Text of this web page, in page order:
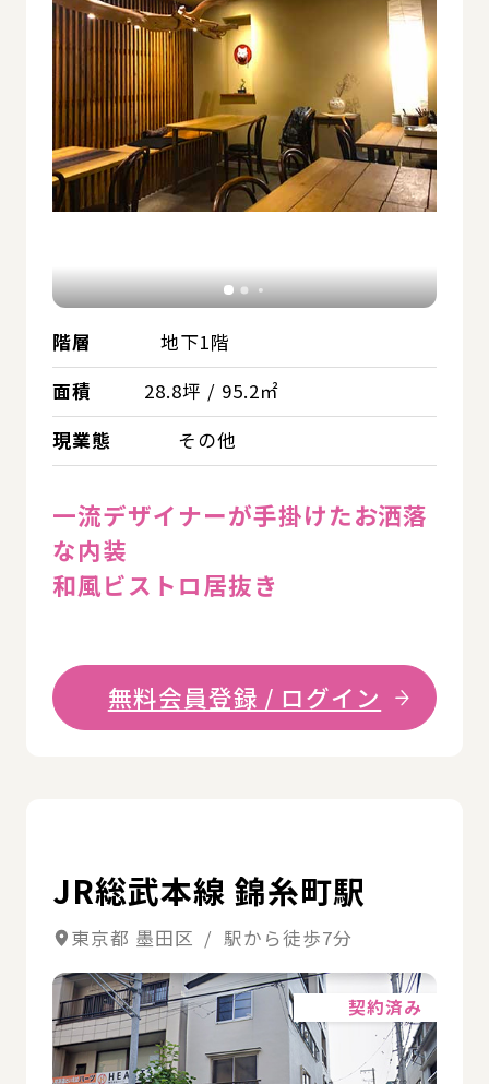
階層
地下1階
面積
28.8坪 / 95.2㎡
現業態
その他
一流デザイナーが手掛けたお洒落
な内装
和風ビストロ居抜き
無料会員登録 / ログイン
JR総武本線 錦糸町駅
東京都 墨田区 / 駅から徒歩7分
契約済み